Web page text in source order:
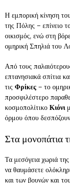
Η εμπορική κίνηση
της Πόλης – επίνειο
οικισμός, ενώ στη
ομηρική Σπηλιά του
Από τους
επτανησιακά σπίτια
τις Φρίκες – το
προσφιλέστερο
κοσμοπολίτικο Κιόνι
όρμου όπου
Στα μονοπάτια
Τα μεσόγεια χωριά
να θαυμάσετε
και των βουνών και